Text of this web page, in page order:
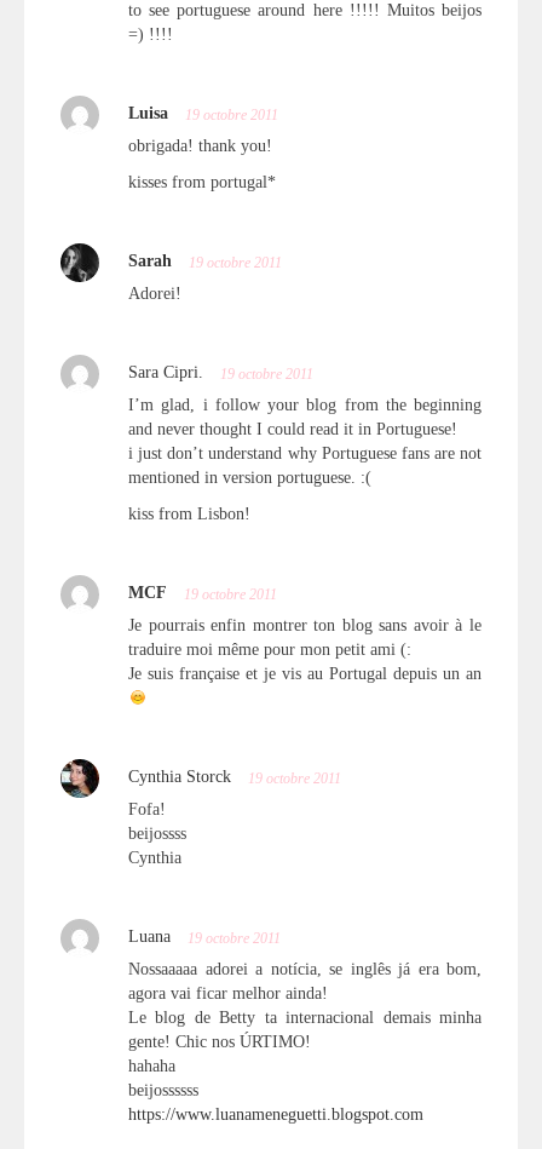
to see portuguese around here !!!!! Muitos beijos
=) !!!!
Luisa 19 octobre 2011
obrigada! thank you!
kisses from portugal*
Sarah 19 octobre 2011
Adorei!
Sara Cipri. 19 octobre 2011
I’m glad, i follow your blog from the beginning
and never thought I could read it in Portuguese!
i just don’t understand why Portuguese fans are not
mentioned in version portuguese. :(
kiss from Lisbon!
MCF 19 octobre 2011
Je pourrais enfin montrer ton blog sans avoir à le
traduire moi même pour mon petit ami (:
Je suis française et je vis au Portugal depuis un an
Cynthia Storck 19 octobre 2011
Fofa!
beijossss
Cynthia
Luana 19 octobre 2011
Nossaaaaa adorei a notícia, se inglês já era bom,
agora vai ficar melhor ainda!
Le blog de Betty ta internacional demais minha
gente! Chic nos ÚRTIMO!
hahaha
beijossssss
https://www.luanameneguetti.blogspot.com